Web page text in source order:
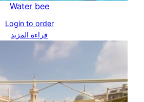
Water bee
Login to order
قراءة المزيد